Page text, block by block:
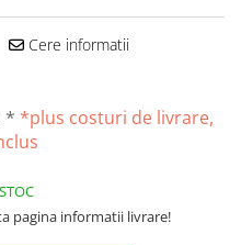
Cere informatii
* *plus costuri de livrare,
pagina informatii livrare!